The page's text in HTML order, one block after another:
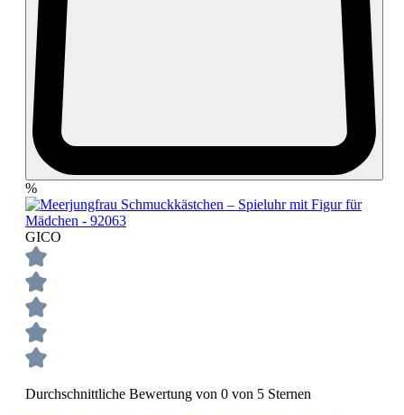
%
GICO
Durchschnittliche Bewertung von 0 von 5 Sternen